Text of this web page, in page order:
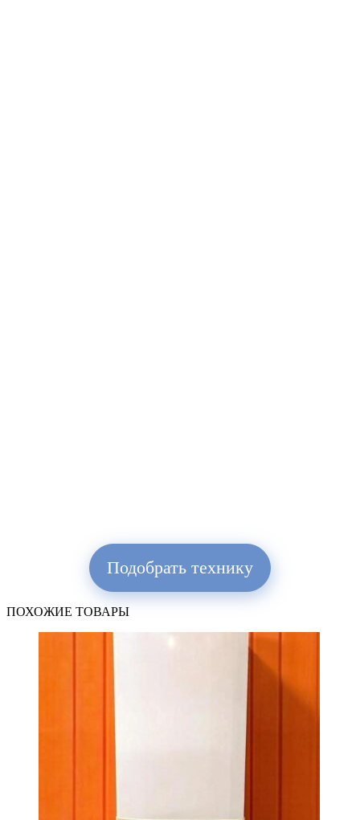
Подобрать технику
ПОХОЖИЕ ТОВАРЫ